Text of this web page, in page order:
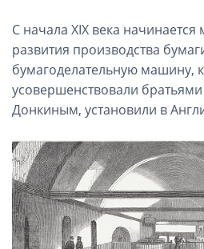
С начала XIX века
развития производства
бумагоделательную машину,
усовершенствовали
Донкиным, установили в